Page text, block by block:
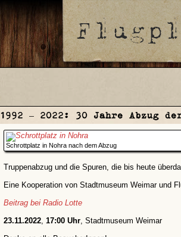
1992 – 2022: 30 Jahre Abzug
Schrottplatz in Nohra nach dem Abzug
Truppenabzug und die Spuren, die bis heute
Eine Kooperation von Stadtmuseum Weimar und
Beitrag bei Radio Lotte
23.11.2022 17:00 Uhr , Stadtmuseum Weimar